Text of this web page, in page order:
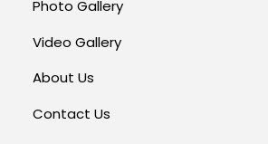
Photo Gallery
Video Gallery
About Us
Contact Us